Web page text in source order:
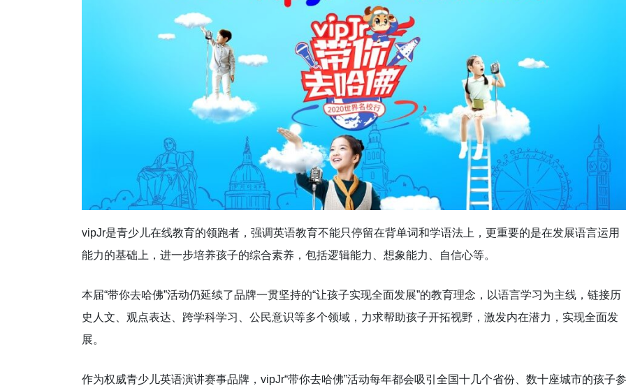
vipJr是青少儿在线教育的领跑者，强调英语教育不能只停留在背单词和学语法上，更重要的是在发展语言运用
能力的基础上，进一步培养孩子的综合素养，包括逻辑能力、想象能力、自信心等。
本届“带你去哈佛”活动仍延续了品牌一贯坚持的“让孩子实现全面发展”的教育理念，以语言学习为主线，链接历
史人文、观点表达、跨学科学习、公民意识等多个领域，力求帮助孩子开拓视野，激发内在潜力，实现全面发
展。
作为权威青少儿英语演讲赛事品牌，vipJr“带你去哈佛”活动每年都会吸引全国十几个省份、数十座城市的孩子参